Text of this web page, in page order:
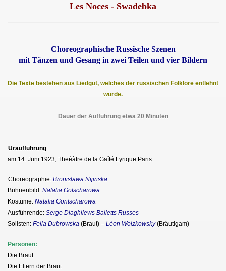
Les Noces - Swadebka
Choreographische Russische Szenen
mit Tänzen und Gesang in zwei Teilen und vier Bildern
Die Texte bestehen aus Liedgut, welches der russischen Folklore entlehnt
wurde.
Dauer der Aufführung etwa 20 Minuten
Uraufführung
am 14. Juni 1923, Theéàtre de la Gaîté Lyrique Paris
Choreographie:Bronislawa Nijinska
Bühnenbild: Natalia Gotscharowa
Kostüme: Natalia Gontscharowa
Ausführende: Serge Diaghilews Balletts Russes
Solisten: Felia Dubrowska (Braut) – Léon Woizkowsky(Bräutigam)
Personen:
Die Braut
Die Eltern der Braut